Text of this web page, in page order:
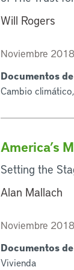
Will Rogers
Noviembre
Documentos
Cambio
America’s
Setting the
Alan Mallach
Noviembre
Documentos
Vivienda